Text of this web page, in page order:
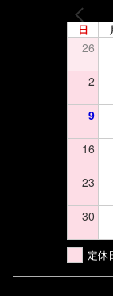
日
26
2
9
16
23
30
定休